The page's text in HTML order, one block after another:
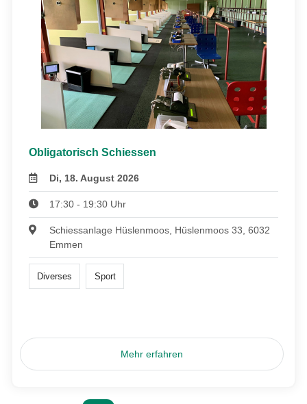
Obligatorisch Schiessen
Di, 18. August 2026
17:30 - 19:30 Uhr
Schiessanlage Hüslenmoos, Hüslenmoos 33, 6032
Emmen
Diverses Sport
Mehr erfahren